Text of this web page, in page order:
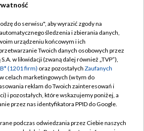
TVP
TVP
Cyfrowa
Regulamin TVP
Polityka prywatności
Moje zgody
Pomoc
do serwisu", aby wyrazić zgody na
śledzenia i zbierania danych,
urządzeniu końcowym i ich
Twoich danych osobowych przez
w likwidacji (zwaną dalej również „TVP”),
(1201 firm) oraz pozostałych Zaufanych
celach marketingowych (w tym do
reklam do Twoich zainteresowań i
i pozostałych, które wskazujemy poniżej, a
przez nas identyfikatora PPID do Google.
podczas odwiedzania przez Ciebie naszych